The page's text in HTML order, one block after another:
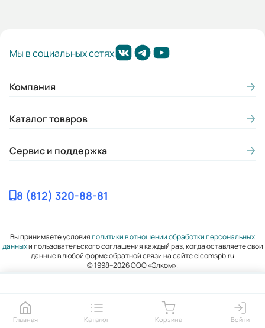
Мы в социальных сетях
Компания
Каталог товаров
Сервис и поддержка
8 (812) 320-88-81
Вы принимаете условияполитики в отношении обработки персональных
данныхи пользовательского соглашения каждый раз, когда оставляете свои
данные в любой форме обратной связи на сайте elcomspb.ru
© 1998–2026 ООО «Элком».
Главная Каталог Корзина Войти